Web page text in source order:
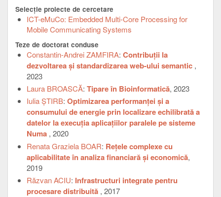
Selecţie proiecte de cercetare
ICT-eMuCo: Embedded Multi-Core Processing for
Mobile Communicating Systems
Teze de doctorat conduse
Constantin-Andrei ZAMFIRA: Contribuții la
dezvoltarea și standardizarea web-ului semantic ,
2023
Laura BROASCĂ: Tipare în Bioinformatică, 2023
Iulia ȘTIRB: Optimizarea performanței și a
consumului de energie prin localizare echilibrată a
datelor la execuția aplicațiilor paralele pe sisteme
Numa , 2020
Renata Graziela BOAR: Rețele complexe cu
aplicabilitate în analiza financiară și economică,
2019
Răzvan ACIU: Infrastructuri integrate pentru
procesare distribuită , 2017